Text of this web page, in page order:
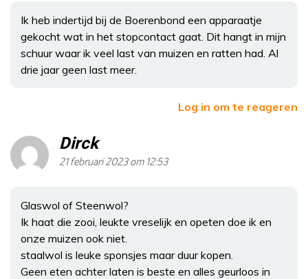
Ik heb indertijd bij de Boerenbond een apparaatje
gekocht wat in het stopcontact gaat. Dit hangt in mijn
schuur waar ik veel last van muizen en ratten had. Al
drie jaar geen last meer.
Log in om te reageren
Dirck
21 februari 2023 om 12:53
Glaswol of Steenwol?
Ik haat die zooi, leukte vreselijk en opeten doe ik en
onze muizen ook niet.
staalwol is leuke sponsjes maar duur kopen.
Geen eten achter laten is beste en alles geurloos in